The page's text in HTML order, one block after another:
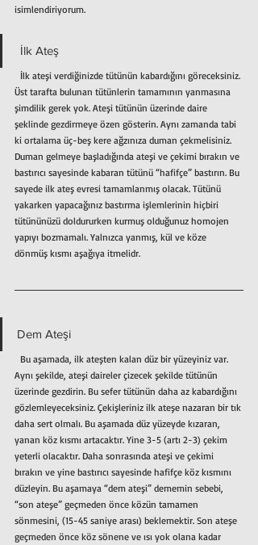
isimlendiriyorum.
İlk Ateş
İlk ateşi verdiğinizde tütünün kabardığını göreceksiniz.
Üst tarafta bulunan tütünlerin tamamının yanmasına
şimdilik gerek yok. Ateşi tütünün üzerinde daire
şeklinde gezdirmeye özen gösterin. Aynı zamanda tabi
ki ortalama üç-beş kere ağzınıza duman çekmelisiniz.
Duman gelmeye başladığında ateşi ve çekimi bırakın ve
bastırıcı sayesinde kabaran tütünü “hafifçe” bastırın. Bu
sayede ilk ateş evresi tamamlanmış olacak. Tütünü
yakarken yapacağınız bastırma işlemlerinin hiçbiri
tütününüzü doldururken kurmuş olduğunuz homojen
yapıyı bozmamalı. Yalnızca yanmış, kül ve köze
dönmüş kısmı aşağıya itmelidr.
Dem Ateşi
Bu aşamada, ilk ateşten kalan düz bir yüzeyiniz var.
Aynı şekilde, ateşi daireler çizecek şekilde tütünün
üzerinde gezdirin. Bu sefer tütünün daha az kabardığını
gözlemleyeceksiniz. Çekişleriniz ilk ateşe nazaran bir tık
daha sert olmalı. Bu aşamada düz yüzeyde kızaran,
yanan köz kısmı artacaktır. Yine 3-5 (artı 2-3) çekim
yeterli olacaktır. Daha sonrasında ateşi ve çekimi
bırakın ve yine bastırıcı sayesinde hafifçe köz kısmını
düzleyin. Bu aşamaya “dem ateşi” dememin sebebi,
“son ateşe” geçmeden önce közün tamamen
sönmesini, (15-45 saniye arası) beklemektir. Son ateşe
geçmeden önce köz sönene ve ısı yok olana kadar